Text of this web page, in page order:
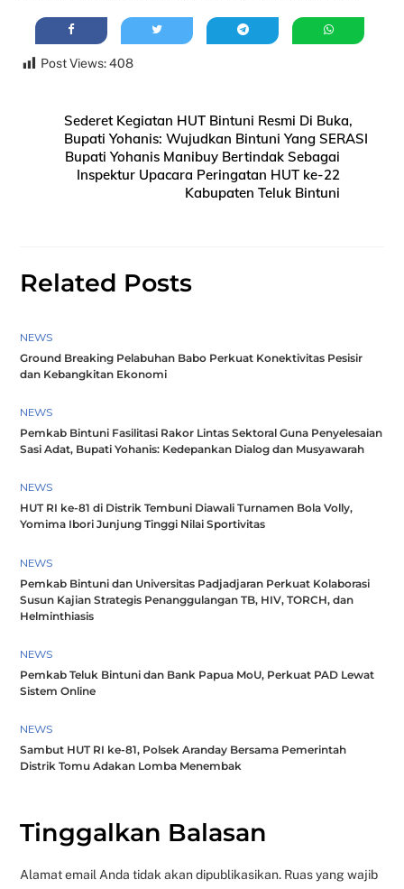
Post Views: 408
Sederet Kegiatan HUT Bintuni Resmi Di Buka,
Bupati Yohanis: Wujudkan Bintuni Yang SERASI
Bupati Yohanis Manibuy Bertindak Sebagai
Inspektur Upacara Peringatan HUT ke-22
Kabupaten Teluk Bintuni
Related Posts
NEWS
Ground Breaking Pelabuhan Babo Perkuat Konektivitas Pesisir
dan Kebangkitan Ekonomi
NEWS
Pemkab Bintuni Fasilitasi Rakor Lintas Sektoral Guna Penyelesaian
Sasi Adat, Bupati Yohanis: Kedepankan Dialog dan Musyawarah
NEWS
HUT RI ke-81 di Distrik Tembuni Diawali Turnamen Bola Volly,
Yomima Ibori Junjung Tinggi Nilai Sportivitas
NEWS
Pemkab Bintuni dan Universitas Padjadjaran Perkuat Kolaborasi
Susun Kajian Strategis Penanggulangan TB, HIV, TORCH, dan
Helminthiasis
NEWS
Pemkab Teluk Bintuni dan Bank Papua MoU, Perkuat PAD Lewat
Sistem Online
NEWS
Sambut HUT RI ke-81, Polsek Aranday Bersama Pemerintah
Distrik Tomu Adakan Lomba Menembak
Tinggalkan Balasan
Alamat email Anda tidak akan dipublikasikan. Ruas yang wajib